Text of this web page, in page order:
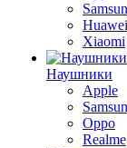
Huawei
Xiaomi
Наушники
Apple
Oppo
Realme